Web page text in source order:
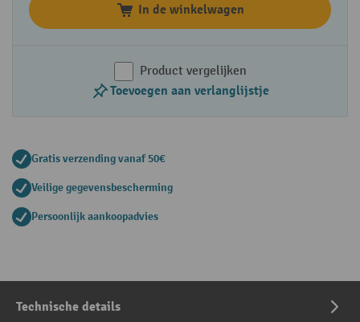
In de winkelwagen
Product vergelijken
Toevoegen aan verlanglijstje
Gratis verzending vanaf 50€
Veilige gegevensbescherming
Persoonlijk aankoopadvies
Technische details